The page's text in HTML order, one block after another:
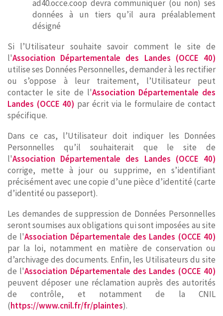
ad40.occe.coop devra communiquer (ou non) ses
données à un tiers qu’il aura préalablement
désigné
Si l’Utilisateur souhaite savoir comment le site de
l'Association Départementale des Landes (OCCE 40)
utilise ses Données Personnelles, demander à les rectifier
ou s’oppose à leur traitement, l’Utilisateur peut
contacter le site de l'Association Départementale des
Landes (OCCE 40) par écrit via le formulaire de contact
spécifique.
Dans ce cas, l’Utilisateur doit indiquer les Données
Personnelles qu’il souhaiterait que le site de
l'Association Départementale des Landes (OCCE 40)
corrige, mette à jour ou supprime, en s’identifiant
précisément avec une copie d’une pièce d’identité (carte
d’identité ou passeport).
Les demandes de suppression de Données Personnelles
seront soumises aux obligations qui sont imposées au site
de l'Association Départementale des Landes (OCCE 40)
par la loi, notamment en matière de conservation ou
d’archivage des documents. Enfin, les Utilisateurs du site
de l'Association Départementale des Landes (OCCE 40)
peuvent déposer une réclamation auprès des autorités
de contrôle, et notamment de la CNIL
(https://www.cnil.fr/fr/plaintes).